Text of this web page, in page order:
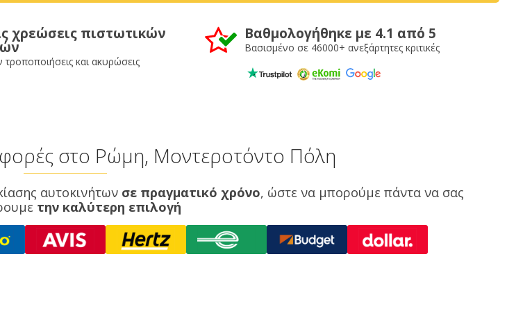
χρεώσεις πιστωτικών
και ακυρώσεις
Βαθμολογήθηκε με 4.1 από 5
Βασισμένο σε 46000+ ανεξάρτητες κριτικές
στο Ρώμη, Μοντεροτόντο Πόλη
αυτοκινήτων σε πραγματικό χρόνο, ώστε να μπορούμε πάντα να σας
την καλύτερη επιλογή